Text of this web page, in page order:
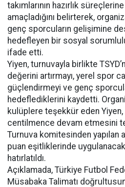
takımlarının hazırlık
amaçladığını belirterek,
genç sporcuların gelişimine
hedefleyen bir sosyal
ifade etti.
Yiyen, turnuvayla birlikte
değerini artırmayı, yerel spor
güçlendirmeyi ve genç
hedeflediklerini kaydetti.
kulüplere teşekkür eden
centilmence devam etmesini
Turnuva komitesinden yapılan
puan eşitliklerinde
hatırlatıldı.
Açıklamada, Türkiye Futbol
Müsabaka Talimatı